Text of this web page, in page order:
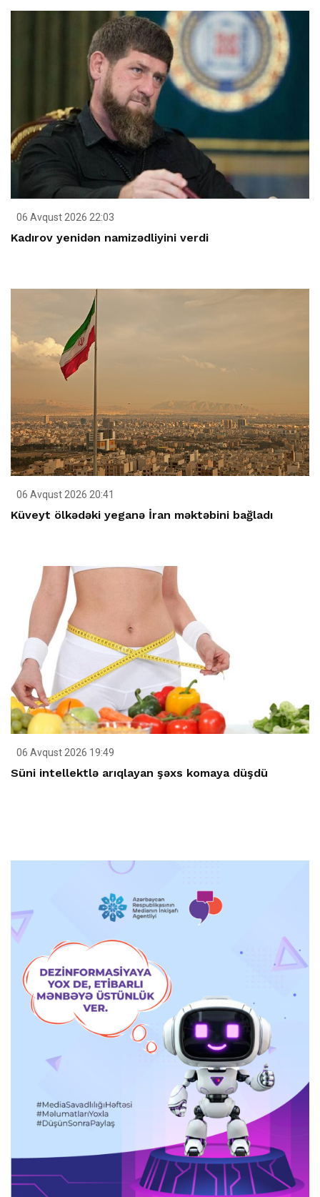
06 Avqust 2026 22:03
Kadırov yenidən namizədliyini verdi
06 Avqust 2026 20:41
Küveyt ölkədəki yeganə İran məktəbini bağladı
06 Avqust 2026 19:49
Süni intellektlə arıqlayan şəxs komaya düşdü